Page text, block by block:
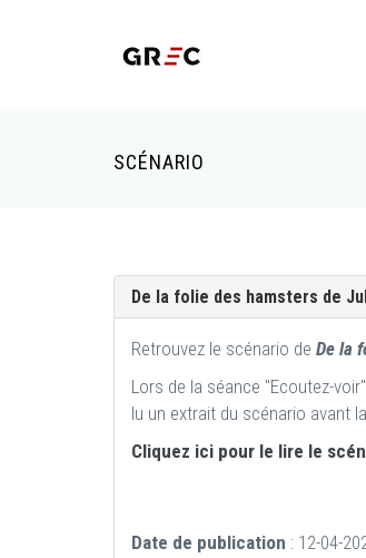
SCÉNARIO
De la folie des hamsters de
Retrouvez le scénario de De la
Lors de la séance "Ecoutez-
lu un extrait du scénario avant
Cliquez ici pour le lire le
Date de publication : 12-04-